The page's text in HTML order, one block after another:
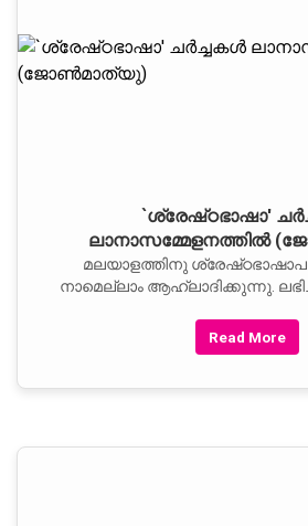
`ശ്രേഷ്‌ഠഭാഷാ'
ലാനാസമ്മേളനത്തില്‍
മലയാളത്തിനു
നാമെല്ലാം ആഹ്ലാദിക്കുന്നു.
Read More